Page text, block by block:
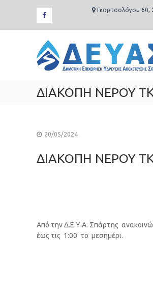
facebook
Γκορτσολόγου 60,
Δ.Ε.Υ.Α.
Σπάρτης
Δημοτική
Ύδρευσης
Αποχέτευσης
ΔΙΑΚΟΠΗ ΝΕΡΟΥ
20/05/2024
ΔΙΑΚΟΠΗ ΝΕΡΟΥ
Από την Δ.Ε.Υ.Α. Σπάρτης
έως τις 1:00 το μεσημέρι.